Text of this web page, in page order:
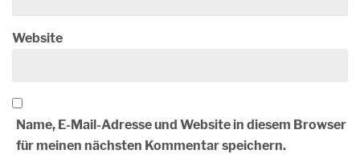
Website
Name, E-Mail-Adresse und Website in diesem Browser
für meinen nächsten Kommentar speichern.